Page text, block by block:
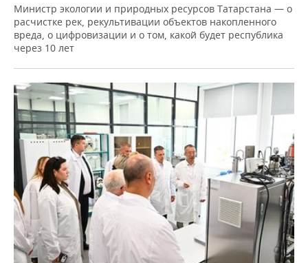
Министр экологии и природных ресурсов Татарстана — о
расчистке рек, рекультивации объектов накопленного
вреда, о цифровизации и о том, какой будет республика
через 10 лет